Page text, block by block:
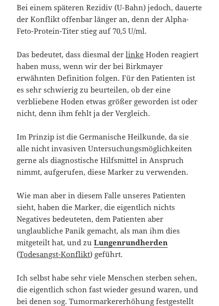
Bei einem späteren Rezidiv (U-Bahn) jedoch, dauerte
der Konflikt offenbar länger an, denn der Alpha-
Feto-Protein-Titer stieg auf 70,5 U/ml.
Das bedeutet, dass diesmal derlinke Hoden reagiert
haben muss, wenn wir der bei Birkmayer
erwähnten Definition folgen. Für den Patienten ist
es sehr schwierig zu beurteilen, ob der eine
verbliebene Hoden etwas größer geworden ist oder
nicht, denn ihm fehlt ja der Vergleich.
Im Prinzip ist die Germanische Heilkunde, da sie
alle nicht invasiven Untersuchungsmöglichkeiten
gerne als diagnostische Hilfsmittel in Anspruch
nimmt, aufgerufen, diese Marker zu verwenden.
Wie man aber in diesem Falle unseres Patienten
sieht, haben die Marker, die eigentlich nichts
Negatives bedeuteten, dem Patienten aber
unglaubliche Panik gemacht, als man ihm dies
mitgeteilt hat, und zuLungenrundherden
(Todesangst-Konflikt) geführt.
Ich selbst habe sehr viele Menschen sterben sehen,
die eigentlich schon fast wieder gesund waren, und
bei denen sog. Tumormarkererhöhung festgestellt